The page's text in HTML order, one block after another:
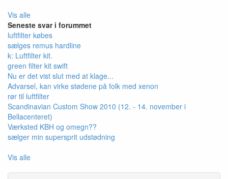
Vis alle
Seneste svar i forummet
luftfilter købes
sælges remus hardline
k: Luftfilter kit.
green filter kit swift
Nu er det vist slut med at klage...
Advarsel, kan virke stødene på folk med xenon
rør til luftfilter
Scandinavian Custom Show 2010 (12. - 14. november i
Bellacenteret)
Værksted KBH og omegn??
sælger min supersprit udstødning
Vis alle